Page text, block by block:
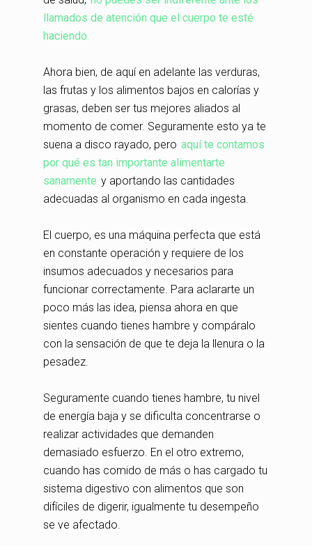
llamados de atención que el cuerpo te esté
haciendo.
Ahora bien, de aquí en adelante las verduras,
las frutas y los alimentos bajos en calorías y
grasas, deben ser tus mejores aliados al
momento de comer. Seguramente esto ya te
suena a disco rayado, pero aquí te contamos
por qué es tan importante alimentarte
sanamente y aportando las cantidades
adecuadas al organismo en cada ingesta.
El cuerpo, es una máquina perfecta que está
en constante operación y requiere de los
insumos adecuados y necesarios para
funcionar correctamente. Para aclararte un
poco más las idea, piensa ahora en que
sientes cuando tienes hambre y compáralo
con la sensación de que te deja la llenura o la
pesadez.
Seguramente cuando tienes hambre, tu nivel
de energía baja y se dificulta concentrarse o
realizar actividades que demanden
demasiado esfuerzo. En el otro extremo,
cuando has comido de más o has cargado tu
sistema digestivo con alimentos que son
difíciles de digerir, igualmente tu desempeño
se ve afectado.